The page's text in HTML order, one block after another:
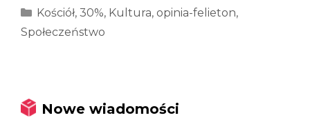
Kategorie
Kościół, 30%, Kultura, opinia-felieton,
Społeczeństwo
Nowe wiadomości